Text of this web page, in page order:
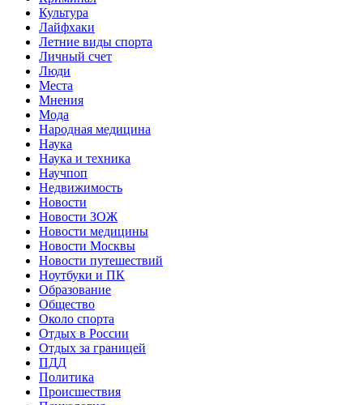
Культура
Лайфхаки
Летние виды спорта
Личный счет
Люди
Места
Мнения
Мода
Народная медицина
Наука
Наука и техника
Научпоп
Недвижимость
Новости
Новости ЗОЖ
Новости медицины
Новости Москвы
Новости путешествий
Ноутбуки и ПК
Образование
Общество
Около спорта
Отдых в России
Отдых за границей
ПДД
Политика
Происшествия